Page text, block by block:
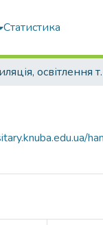
Статистика
Вентиляція,